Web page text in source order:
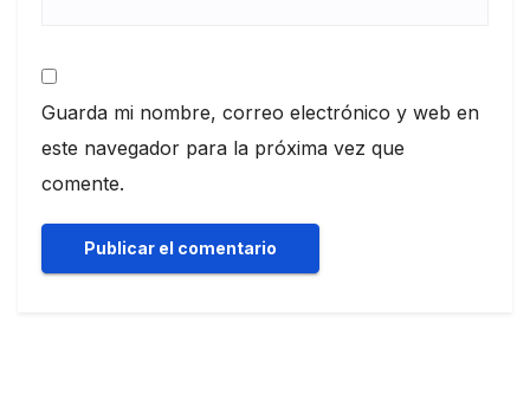
Guarda mi nombre, correo electrónico y web en
este navegador para la próxima vez que
comente.